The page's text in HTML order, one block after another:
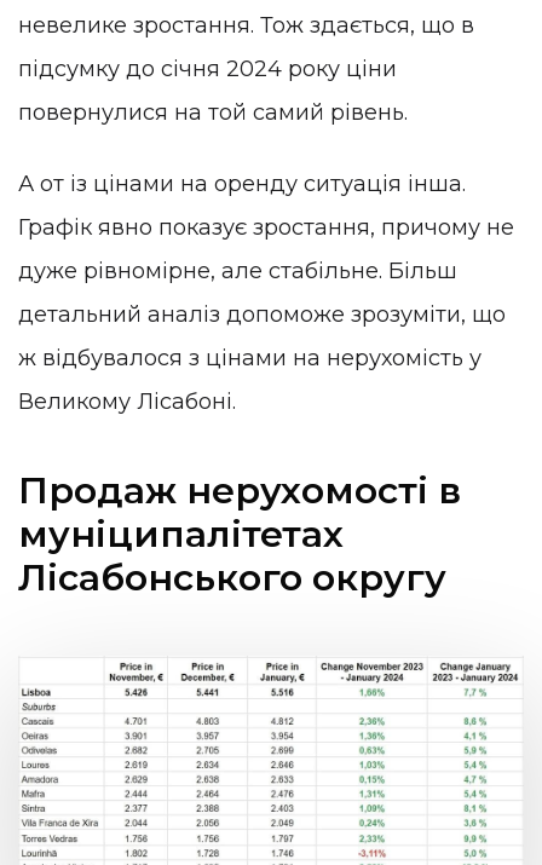
невелике зростання. Тож здається, що в
підсумку до січня 2024 року ціни
повернулися на той самий рівень.
А от із цінами на оренду ситуація інша.
Графік явно показує зростання, причому не
дуже рівномірне, але стабільне. Більш
детальний аналіз допоможе зрозуміти, що
ж відбувалося з цінами на нерухомість у
Великому Лісабоні.
Продаж нерухомості в
муніципалітетах
Лісабонського округу